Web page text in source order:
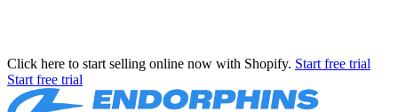
Click here to start selling online now with Shopify. Start free trial
Start free trial